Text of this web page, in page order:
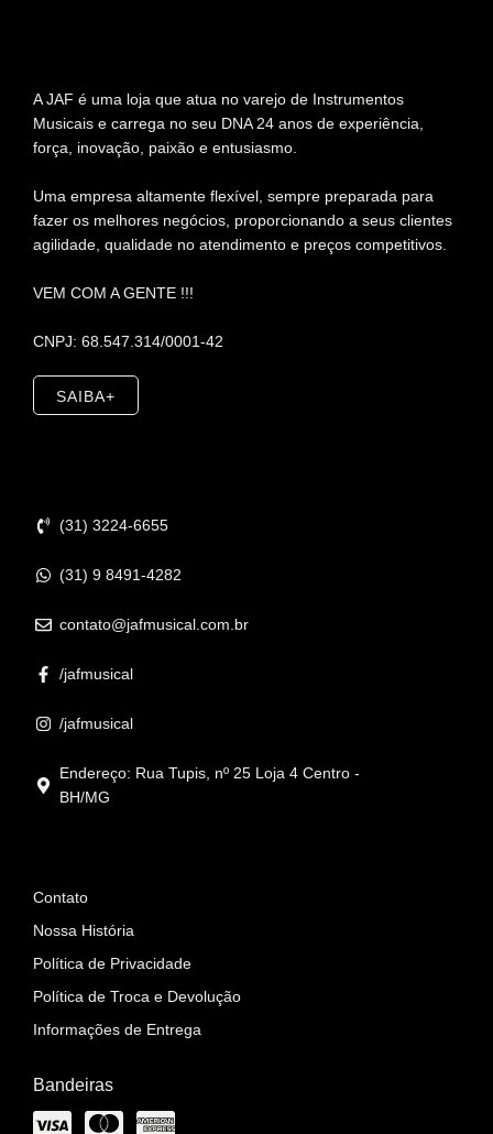
A JAF é uma loja que atua no varejo de Instrumentos
Musicais e carrega no seu DNA 24 anos de experiência,
força, inovação, paixão e entusiasmo.
Uma empresa altamente flexível, sempre preparada para
fazer os melhores negócios, proporcionando a seus clientes
agilidade, qualidade no atendimento e preços competitivos.
VEM COM A GENTE !!!
CNPJ: 68.547.314/0001-42
SAIBA+
(31) 3224-6655
(31) 9 8491-4282
contato@jafmusical.com.br
/jafmusical
/jafmusical
Endereço: Rua Tupis, nº 25 Loja 4 Centro -
BH/MG
Contato
Nossa História
Política de Privacidade
Política de Troca e Devolução
Informações de Entrega
Bandeiras